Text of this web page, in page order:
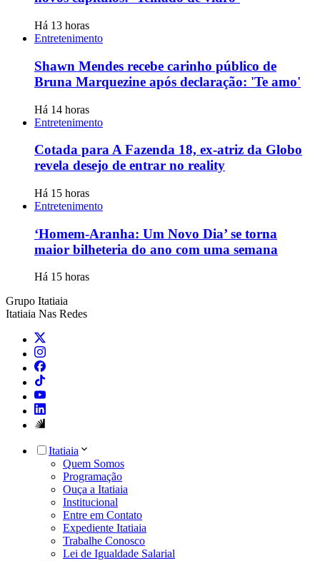
Há 13 horas
Entretenimento
Shawn Mendes recebe carinho público de
Bruna Marquezine após declaração: 'Te amo'
Há 14 horas
Entretenimento
Cotada para A Fazenda 18, ex-atriz da Globo
revela desejo de entrar no reality
Há 15 horas
Entretenimento
‘Homem-Aranha: Um Novo Dia’ se torna
maior bilheteria do ano com uma semana
Há 15 horas
Grupo Itatiaia
Itatiaia Nas Redes
Itatiaia
Quem Somos
Programação
Ouça a Itatiaia
Institucional
Entre em Contato
Expediente Itatiaia
Trabalhe Conosco
Lei de Igualdade Salarial